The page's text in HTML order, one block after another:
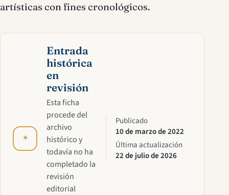
artísticas con fines cronológicos.
✦
Entrada
histórica
en
revisión
Esta ficha
procede del
archivo
histórico y
todavía no ha
completado la
revisión
editorial
Publicado
10 de marzo de 2022
Última actualización
22 de julio de 2026